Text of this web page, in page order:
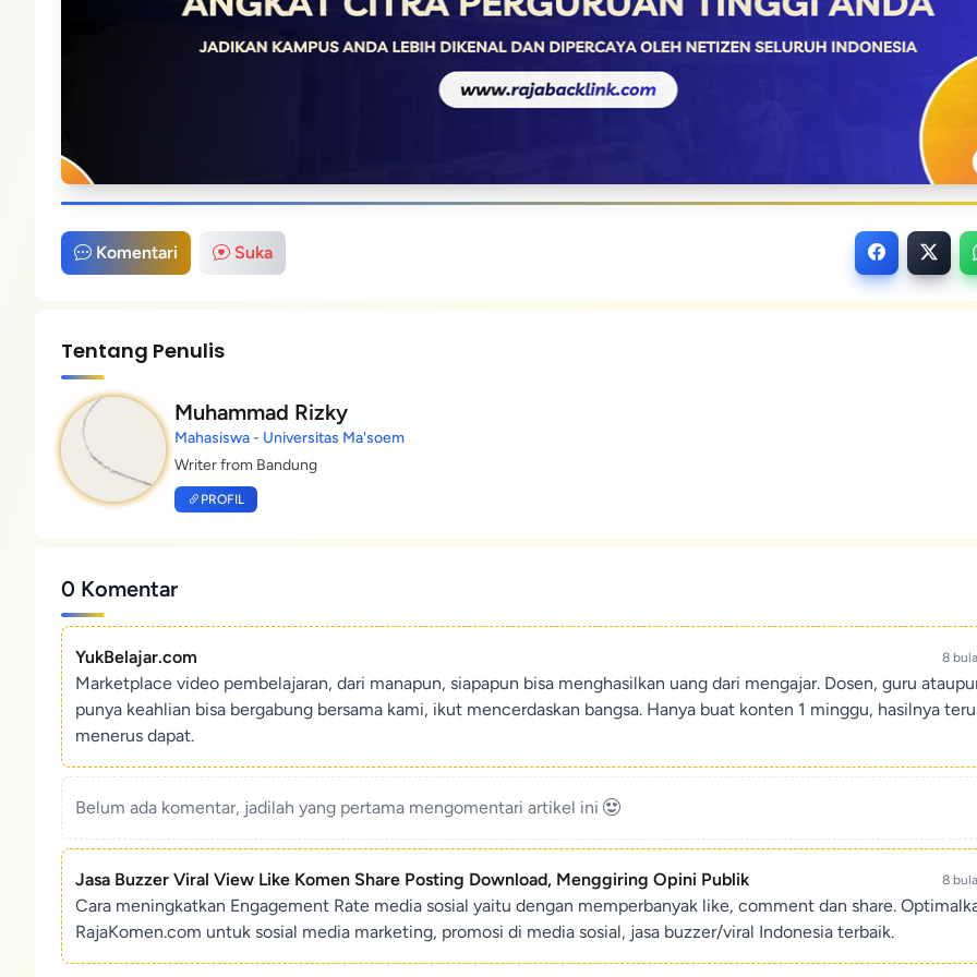
Komentari Suka
Tentang Penulis
Muhammad Rizky
Mahasiswa - Universitas Ma'soem
Writer from Bandung
PROFIL
0 Komentar
YukBelajar.com 8
Marketplace video pembelajaran, dari manapun, siapapun bisa menghasilkan uang dari mengajar. Dosen, guru
punya keahlian bisa bergabung bersama kami, ikut mencerdaskan bangsa. Hanya buat konten 1 minggu, hasilnya
menerus dapat.
Belum ada komentar, jadilah yang pertama mengomentari artikel ini
Jasa Buzzer Viral View Like Komen Share Posting Download, Menggiring Opini Publik 8
Cara meningkatkan Engagement Rate media sosial yaitu dengan memperbanyak like, comment dan share.
RajaKomen.com untuk sosial media marketing, promosi di media sosial, jasa buzzer/viral Indonesia terbaik.